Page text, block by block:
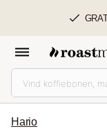
Hario